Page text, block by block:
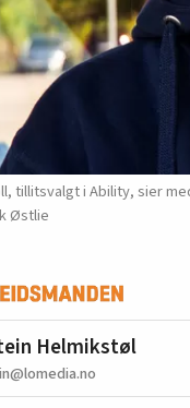
tillitsvalgt i Ability, sier
Østlie
Helmikstøl